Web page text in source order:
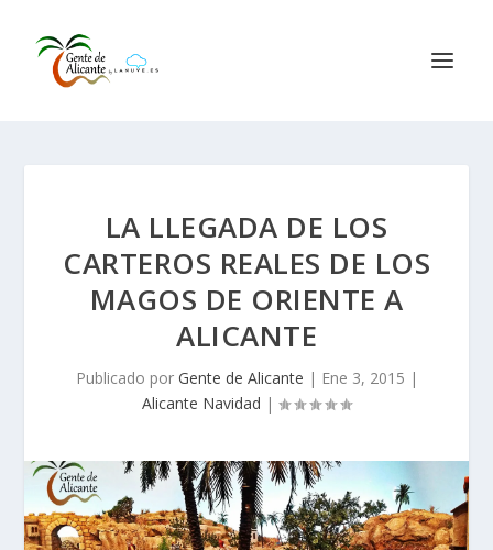
LA LLEGADA DE LOS
CARTEROS REALES DE LOS
MAGOS DE ORIENTE A
ALICANTE
Publicado por Gente de Alicante | Ene 3, 2015 |
Alicante Navidad |